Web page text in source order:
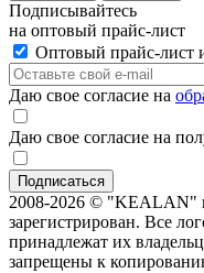
Подписывайтесь
на оптовый прайс-лист
Оптовый прайс-лист
Даю свое согласие на
Даю свое согласие на
2008-2026 © "KEALAN"
зарегистрирован. Все
принадлежат их
запрещены к